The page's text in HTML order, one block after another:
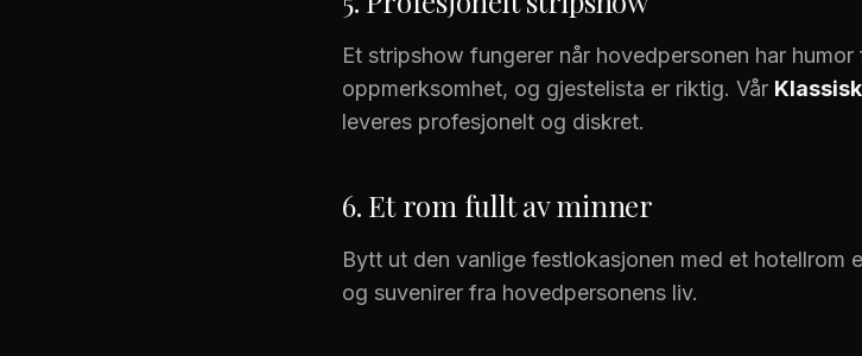
Et stripshow fungerer når hovedpersonen har
oppmerksomhet, og gjestelista er riktig. Vår
leveres profesjonelt og diskret.
6. Et rom fullt av minner
Bytt ut den vanlige festlokasjonen med et hotellrom
og suvenirer fra hovedpersonens liv.